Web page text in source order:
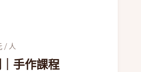
/ 人
｜手作課程